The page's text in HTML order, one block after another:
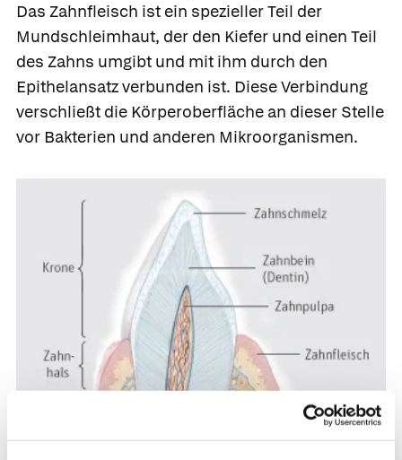
Das Zahnfleisch ist ein spezieller Teil der
Mundschleimhaut, der den Kiefer und einen Teil
des Zahns umgibt und mit ihm durch den
Epithelansatzverbunden ist. Diese Verbindung
verschließt die Körperoberfläche an dieser Stelle
vor Bakterien und anderen Mikroorganismen.